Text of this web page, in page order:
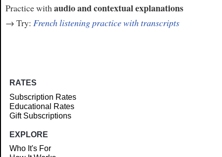
Practice withaudio and contextual explanations
→ Try: French listening practice with transcripts
RATES
Subscription Rates
Educational Rates
Gift Subscriptions
EXPLORE
Who It's For